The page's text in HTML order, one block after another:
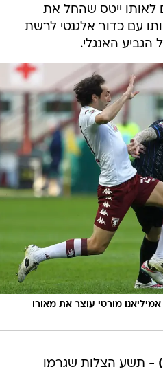
לאותו ייטס שהחל את
עם כדור אלגנטי לרשת
הגביע האנגלי.
מורטי עוצר את מאורו
- תשע הצלות שגרמו